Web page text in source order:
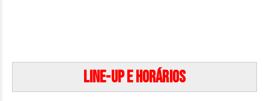
Line-up e Horários